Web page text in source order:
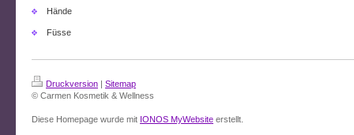
Hände
Füsse
Druckversion | Sitemap
© Carmen Kosmetik & Wellness
Diese Homepage wurde mit IONOS MyWebsite erstellt.